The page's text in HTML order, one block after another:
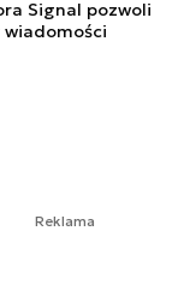
Signal pozwoli
wiadomości
Reklama